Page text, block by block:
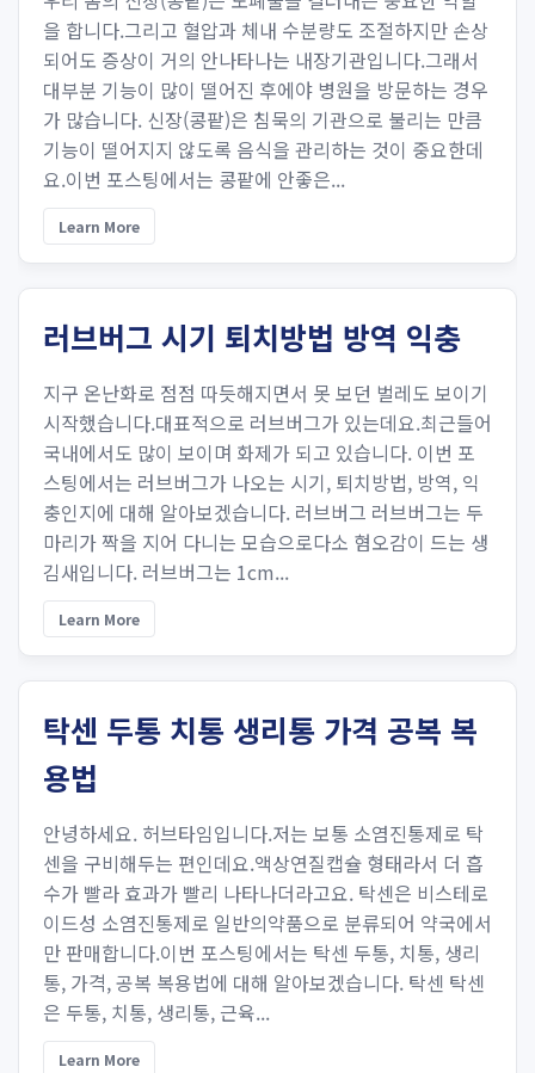
을 합니다.그리고 혈압과 체내 수분량도 조절하지만 손상
되어도 증상이 거의 안나타나는 내장기관입니다.그래서
대부분 기능이 많이 떨어진 후에야 병원을 방문하는 경우
가 많습니다. 신장(콩팥)은 침묵의 기관으로 불리는 만큼
기능이 떨어지지 않도록 음식을 관리하는 것이 중요한데
요.이번 포스팅에서는 콩팥에 안좋은...
Learn More
러브버그 시기 퇴치방법 방역 익충
지구 온난화로 점점 따듯해지면서 못 보던 벌레도 보이기
시작했습니다.대표적으로 러브버그가 있는데요.최근들어
국내에서도 많이 보이며 화제가 되고 있습니다. 이번 포
스팅에서는 러브버그가 나오는 시기, 퇴치방법, 방역, 익
충인지에 대해 알아보겠습니다. 러브버그 러브버그는 두
마리가 짝을 지어 다니는 모습으로다소 혐오감이 드는 생
김새입니다. 러브버그는 1cm...
Learn More
탁센 두통 치통 생리통 가격 공복 복
용법
안녕하세요. 허브타임입니다.저는 보통 소염진통제로 탁
센을 구비해두는 편인데요.액상연질캡슐 형태라서 더 흡
수가 빨라 효과가 빨리 나타나더라고요. 탁센은 비스테로
이드성 소염진통제로 일반의약품으로 분류되어 약국에서
만 판매합니다.이번 포스팅에서는 탁센 두통, 치통, 생리
통, 가격, 공복 복용법에 대해 알아보겠습니다. 탁센 탁센
은 두통, 치통, 생리통, 근육...
Learn More